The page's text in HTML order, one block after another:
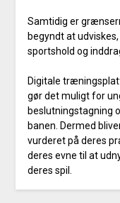
Samtidig er
begyndt at
sportshold og
Digitale
gør det muligt for
beslutningstagning
banen. Dermed
vurderet på deres
deres evne til at
deres spil.